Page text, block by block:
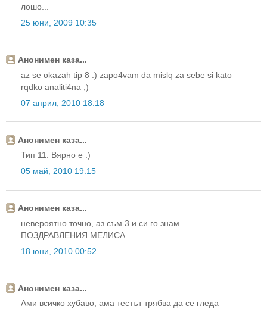
лошо...
25 юни, 2009 10:35
Анонимен каза...
az se okazah tip 8 :) zapo4vam da mislq za sebe si kato
rqdko analiti4na ;)
07 април, 2010 18:18
Анонимен каза...
Тип 11. Вярно е :)
05 май, 2010 19:15
Анонимен каза...
невероятно точно, аз съм 3 и си го знам
ПОЗДРАВЛЕНИЯ МЕЛИСА
18 юни, 2010 00:52
Анонимен каза...
Ами всичко хубаво, ама тестът трябва да се гледа